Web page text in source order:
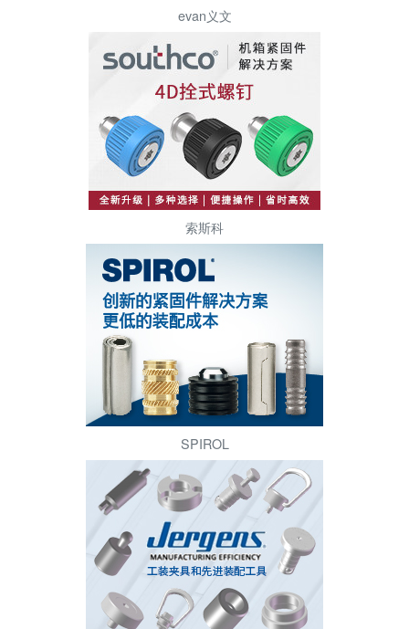
evan义文
索斯科
SPIROL